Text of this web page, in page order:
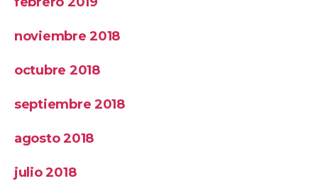
noviembre 2018
octubre 2018
septiembre 2018
agosto 2018
julio 2018